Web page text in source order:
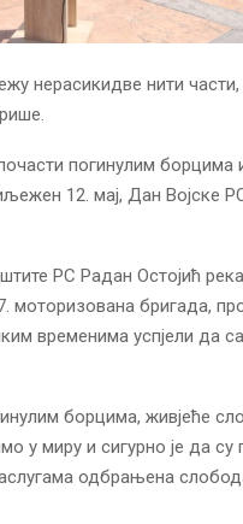
нерасикидве нити
погинулим борцима
12. мај, Дан Војске
РС Радан Остојић
моторизована бригада,
временима успјели да
борцима, живјеће
у миру и сигурно је да су
одбрањена